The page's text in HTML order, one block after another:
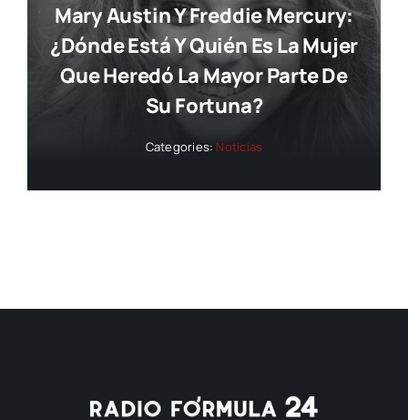
Mary Austin Y Freddie Mercury:
¿dónde Está Y Quién Es La Mujer
Que Heredó La Mayor Parte De
Su Fortuna?
Categories: Noticias